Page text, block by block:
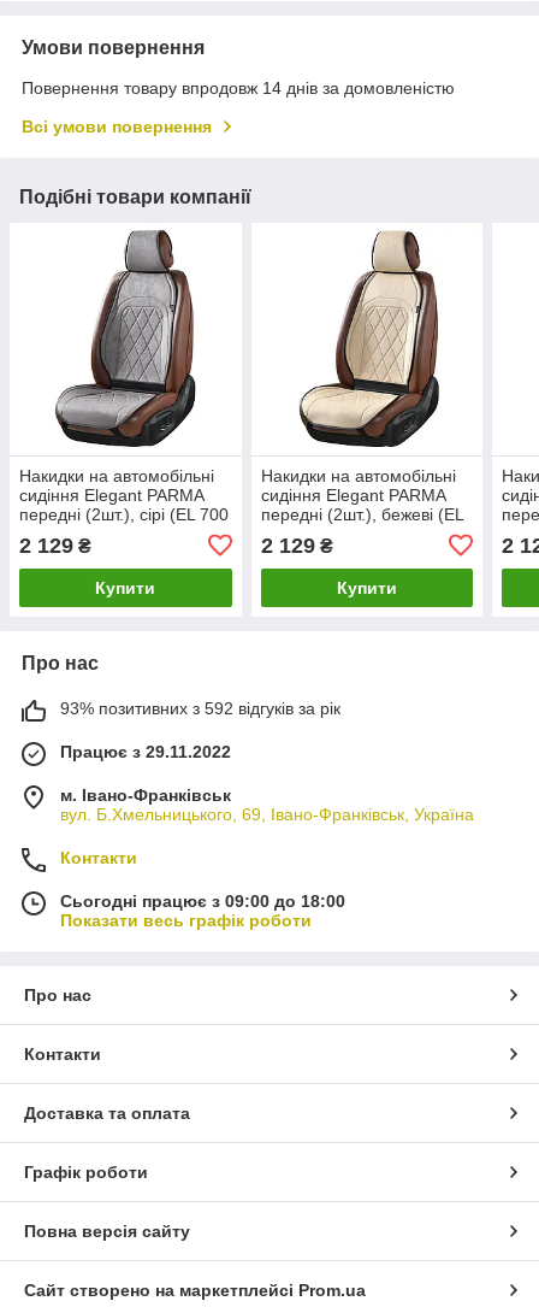
Умови повернення
Повернення товару впродовж 14 днів за домовленістю
Всі умови повернення
Подібні товари компанії
Накидки на автомобільні
сидіння Elegant PARMA
передні (2шт.), сірі (EL 700
2 129 ₴
Купити
Накидки на автомобільні
сидіння Elegant PARMA
передні (2шт.), бежеві (EL
2 129₴
Купити
2
Про нас
93% позитивних з 592 відгуків за рік
Працює з 29.11.2022
м. Івано-Франківськ
вул. Б.Хмельницького, 69, Івано-Франківськ, Україна
Контакти
Сьогодні працює з 09:00 до 18:00
Показати весь графік роботи
Про нас
Контакти
Доставка та оплата
Графік роботи
Повна версія сайту
Сайт створено на маркетплейсі Prom.ua